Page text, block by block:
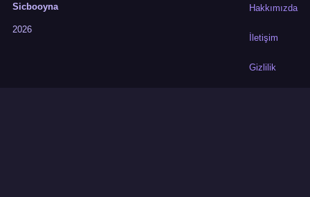
Sicbooyna
2026
Hakkımızda
İletişim
Gizlilik